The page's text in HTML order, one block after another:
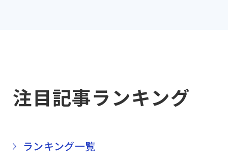
注目記事ランキング
ランキング一覧